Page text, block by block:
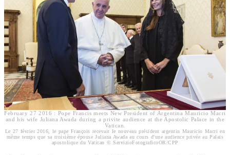
February 27 2016 : Pope Francis meets New President of Argentina Mauricio Macri
and his wife Juliana Awada during a privite audience at the Apostolic Palace in the
Vatican.
Le 27 février 2016, le pape François recevait le nouveau président argentin Mauricio Macri en
même temps que sa troisième épouse Juliana Awada au cours d'une audience privée au Palais
apostolique du Vatican © ServizioFotograficoOR/CPP